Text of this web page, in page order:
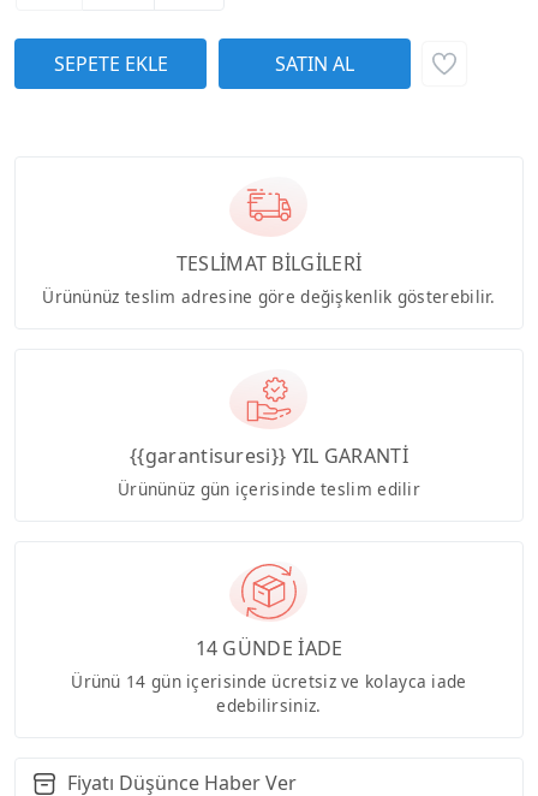
TESLİMAT BİLGİLERİ
Ürününüz teslim adresine göre değişkenlik gösterebilir.
{{garantisuresi}} YIL GARANTİ
Ürününüz gün içerisinde teslim edilir
14 GÜNDE İADE
Ürünü 14 gün içerisinde ücretsiz ve kolayca iade
edebilirsiniz.
Fiyatı Düşünce Haber Ver